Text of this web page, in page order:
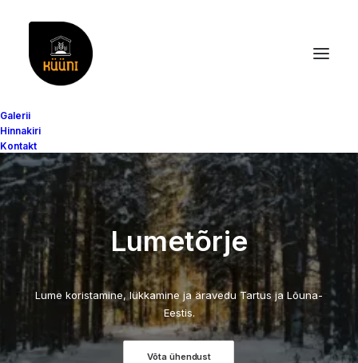
Galerii
Hinnakiri
Kontakt
Lumetõrje
Lume koristamine, lükkamine ja äravedu Tartus ja Lõuna-
Eestis.
Võta ühendust